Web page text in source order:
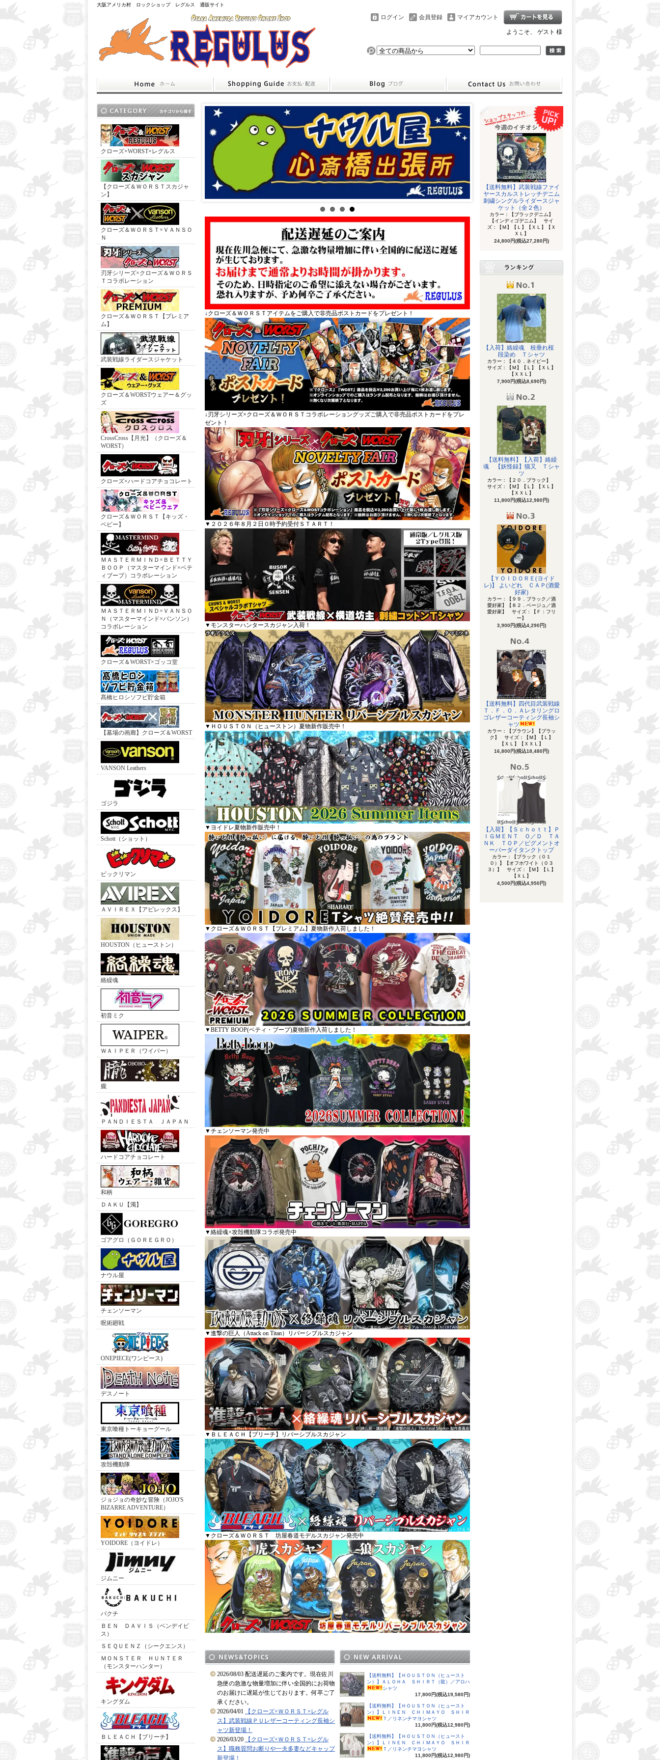
大阪アメリカ村 ロックショップ レグルス 通販サイト
マイアカウント
会員登録
ログイン
ようこそ、 ゲスト 様
クローズ×WORST×レグルス
【クローズ＆ＷＯＲＳＴスカジャ
ン】
クローズ＆ＷＯＲＳＴ×ＶＡＮＳＯ
Ｎ
刃牙シリーズ×クローズ＆ＷＯＲＳ
Ｔコラボレーション
クローズ＆ＷＯＲＳＴ【プレミア
ム】
武装戦線ライダースジャケット
クローズ＆WORSTウェアー＆グッ
ズ
CrossCross【月光】（クローズ＆
WORST）
クローズ×ハードコアチョコレート
クローズ＆ＷＯＲＳＴ【キッズ・
ベビー】
ＭＡＳＴＥＲＭＩＮＤ×ＢＥＴＴＹ
ＢＯＯＰ（マスターマインド×ベテ
ィブープ）コラボレーション
ＭＡＳＴＥＲＭＩＮＤ×ＶＡＮＳＯ
Ｎ（マスターマインド×バンソン）
コラボレーション
クローズ＆WORST×ゴッコ堂
髙橋ヒロシソフビ貯金箱
【墓場の画廊】クローズ＆WORST
VANSON Leathers
ゴジラ
Schott（ショット）
ビックリマン
ＡＶＩＲＥＸ【アビレックス】
HOUSTON（ヒューストン）
絡繰魂
初音ミク
ＷＡＩＰＥＲ（ワイパー）
朧
ＰＡＮＤＩＥＳＴＡ ＪＡＰＡＮ
ハードコアチョコレート
和柄
ＤＡＫＵ【濁】
ゴアグロ（ＧＯＲＥＧＲＯ）
ナウル屋
チェンソーマン
呪術廻戦
ONEPIECE(ワンピース)
デスノート
東京喰種トーキョーグール
攻殻機動隊
ジョジョの奇妙な冒険（JOJO'S
BIZARRE ADVENTURE）
YOIDORE（ヨイドレ）
ジムニー
バクチ
ＢＥＮ ＤＡＶＩＳ（ベンデイビ
ス）
ＳＥＱＵＥＮＺ（シークエンス）
ＭＯＮＳＴＥＲ ＨＵＮＴＥＲ
（モンスターハンター）
キングダム
ＢＬＥＡＣＨ【ブリーチ】
↓クローズ＆ＷＯＲＳＴアイテムをご購入で非売品ポストカードをプレゼント！
↓刃牙シリーズ×クローズ＆ＷＯＲＳＴコラボレーショングッズご購入で非売品ポストカードをプレ
ゼント！
▼２０２６年８月２日０時予約受付ＳＴＡＲＴ！
▼モンスターハンタースカジャン入荷！
▼ＨＯＵＳＴＯＮ（ヒューストン）夏物新作販売中！
▼ヨイドレ夏物新作販売中！
▼クローズ＆ＷＯＲＳＴ【プレミアム】夏物新作入荷しました！
▼BETTY BOOP(ベティ・ブープ)夏物新作入荷しました！
▼チェンソーマン発売中
▼絡繰魂×攻殻機動隊コラボ発売中
▼進撃の巨人（Attack on Titan）リバーシブルスカジャン
▼ＢＬＥＡＣＨ【ブリーチ】リバーシブルスカジャン
▼クローズ＆ＷＯＲＳＴ 坊屋春道モデルスカジャン発売中
2026/08/03 配送遅延のご案内です。現在佐川
急便の急激な物量増加に伴い全国的にお荷物
のお届けに遅延が生じております。何卒ご了
承ください。
2026/04/01
【クローズ×ＷＯＲＳＴ×レグル
ス】武装戦線ＰＵレザーコーティング長袖シ
ャツ新登場！
2026/03/20
【クローズ×ＷＯＲＳＴ×レグル
ス】職務質問お断りや一夫多妻などキャップ
新登場！
【送料無料】【ＨＯＵＳＴＯＮ（ヒュースト
ン）】ＡＬＯＨＡ ＳＨＩＲＴ（龍）／アロハ
シャツ
17,800円(税込19,580円)
【送料無料】【ＨＯＵＳＴＯＮ（ヒュースト
ン）】ＬＩＮＥＮ ＣＨＩＭＡＹＯ ＳＨＩＲ
Ｔ／リネンチマヨシャツ
11,800円(税込12,980円)
【送料無料】【ＨＯＵＳＴＯＮ（ヒュースト
ン）】ＬＩＮＥＮ ＣＨＩＭＡＹＯ ＳＨＩＲ
Ｔ／リネンチマヨシャツ
11,800円(税込12,980円)
【送料無料】武装戦線ファイ
ヤースカルストレッチデニム
刺繍シングルライダースジャ
ケット（全２色）
カラー：【ブラックデニム】
【インディゴデニム】 サイ
ズ：【Ｍ】【Ｌ】【ＸＬ】【Ｘ
ＸＬ】
24,800円(税込27,280円)
【入荷】絡繰魂 枝垂れ桜
段染め Ｔシャツ
カラー：【４０．ネイビー】
サイズ：【Ｍ】【Ｌ】【ＸＬ】
【ＸＸＬ】
7,900円(税込8,690円)
【送料無料】【入荷】絡繰
魂 【妖怪録】猫又 Ｔシャ
ツ
カラー：【２０．ブラック】
サイズ：【Ｍ】【Ｌ】【ＸＬ】
【ＸＸＬ】
11,800円(税込12,980円)
【ＹＯＩＤＯＲＥ(ヨイド
レ)】 よいどれ ＣＡＰ(酒愛
好家)
カラー：【９９．ブラック／酒
愛好家】【８２．ベージュ／酒
愛好家】 サイズ：【Ｆ：フリ
ー】
3,900円(税込4,290円)
【送料無料】四代目武装戦線
Ｔ．Ｆ．Ｏ．Ａレタリングロ
ゴレザーコーティング長袖シ
ャツ
カラー：【ブラウン】【ブラッ
ク】 サイズ：【Ｍ】【Ｌ】
【ＸＬ】【ＸＸＬ】
16,800円(税込18,480円)
【入荷】【Ｓｃｈｏｔｔ】Ｐ
ＩＧＭＥＮＴ Ｏ／Ｄ ＴＡ
ＮＫ ＴＯＰ／ピグメントオ
ーバーダイタンクトップ
カラー：【ブラック（０１
０）】【オフホワイト（０３
３）】 サイズ：【Ｍ】【Ｌ】
【ＸＬ】
4,500円(税込4,950円)